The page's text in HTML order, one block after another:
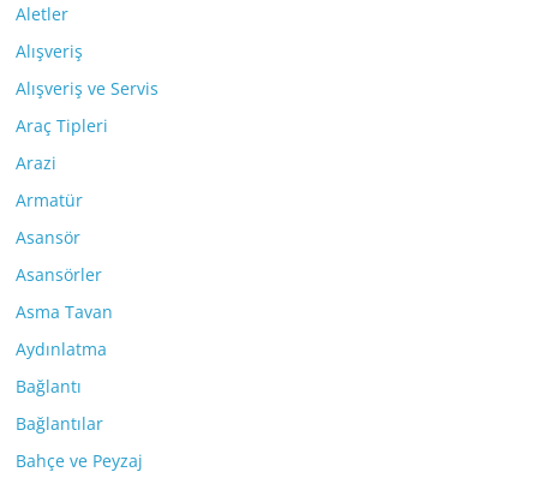
Aletler
Alışveriş
Alışveriş ve Servis
Araç Tipleri
Arazi
Armatür
Asansör
Asansörler
Asma Tavan
Aydınlatma
Bağlantı
Bağlantılar
Bahçe ve Peyzaj